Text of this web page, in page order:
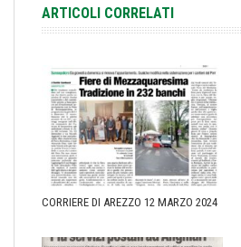
ARTICOLI CORRELATI
CORRIERE DI AREZZO 12 MARZO 2024